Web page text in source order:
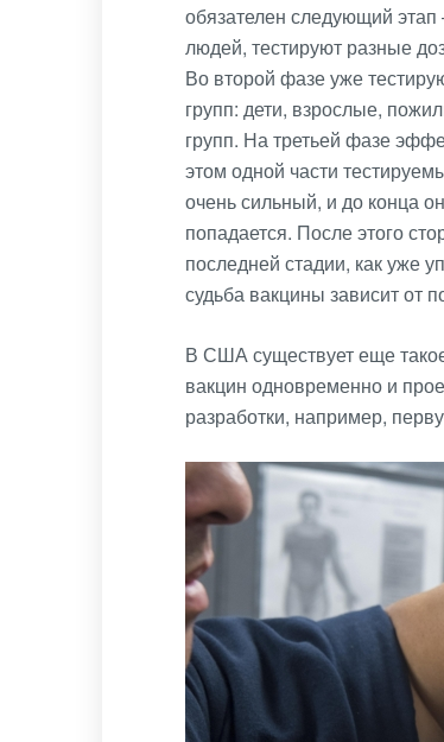
обязателен следующий
людей, тестируют разные
Во второй фазе уже
групп: дети, взрослые,
групп. На третьей фазе
этом одной части
очень сильный, и до конца
попадается. После этого
последней стадии, как уже
судьба вакцины зависит от
В США существует еще
вакцин одновременно и
разработки, например,